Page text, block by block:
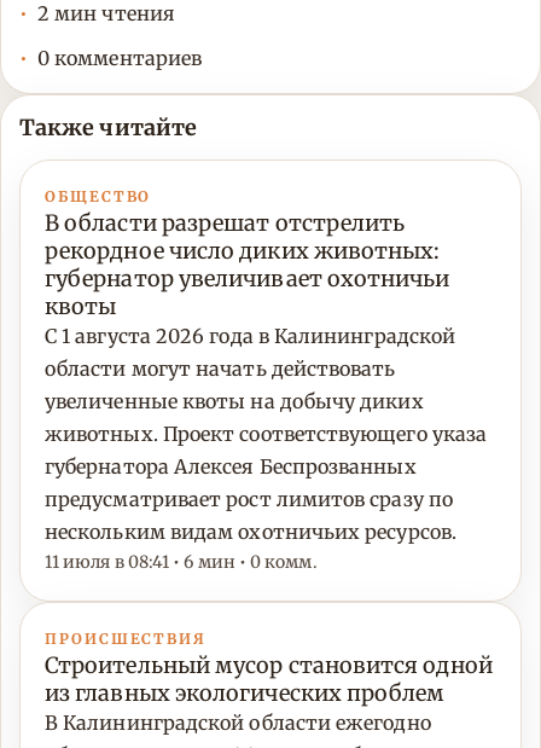
2 мин чтения
0 комментариев
Также читайте
ОБЩЕСТВО
В области разрешат отстрелить
рекордное число диких животных:
губернатор увеличивает охотничьи
квоты
С 1 августа 2026 года в Калининградской
области могут начать действовать
увеличенные квоты на добычу диких
животных. Проект соответствующего указа
губернатора Алексея Беспрозванных
предусматривает рост лимитов сразу по
нескольким видам охотничьих ресурсов.
11 июля в 08:41 • 6 мин • 0 комм.
ПРОИСШЕСТВИЯ
Строительный мусор становится одной
из главных экологических проблем
В Калининградской области ежегодно